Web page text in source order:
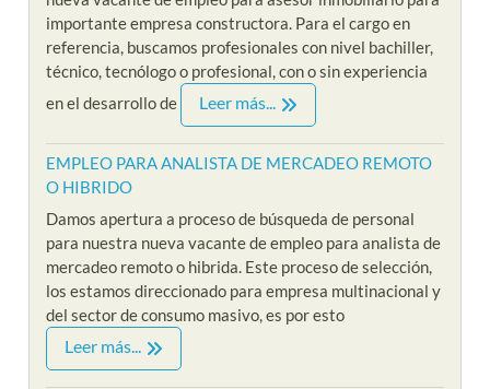
importante empresa constructora. Para el cargo en
referencia, buscamos profesionales con nivel bachiller,
técnico, tecnólogo o profesional, con o sin experiencia
en el desarrollo de
Leer más...
EMPLEO PARA ANALISTA DE MERCADEO REMOTO
O HIBRIDO
Damos apertura a proceso de búsqueda de personal
para nuestra nueva vacante de empleo para analista de
mercadeo remoto o hibrida. Este proceso de selección,
los estamos direccionado para empresa multinacional y
del sector de consumo masivo, es por esto
Leer más...